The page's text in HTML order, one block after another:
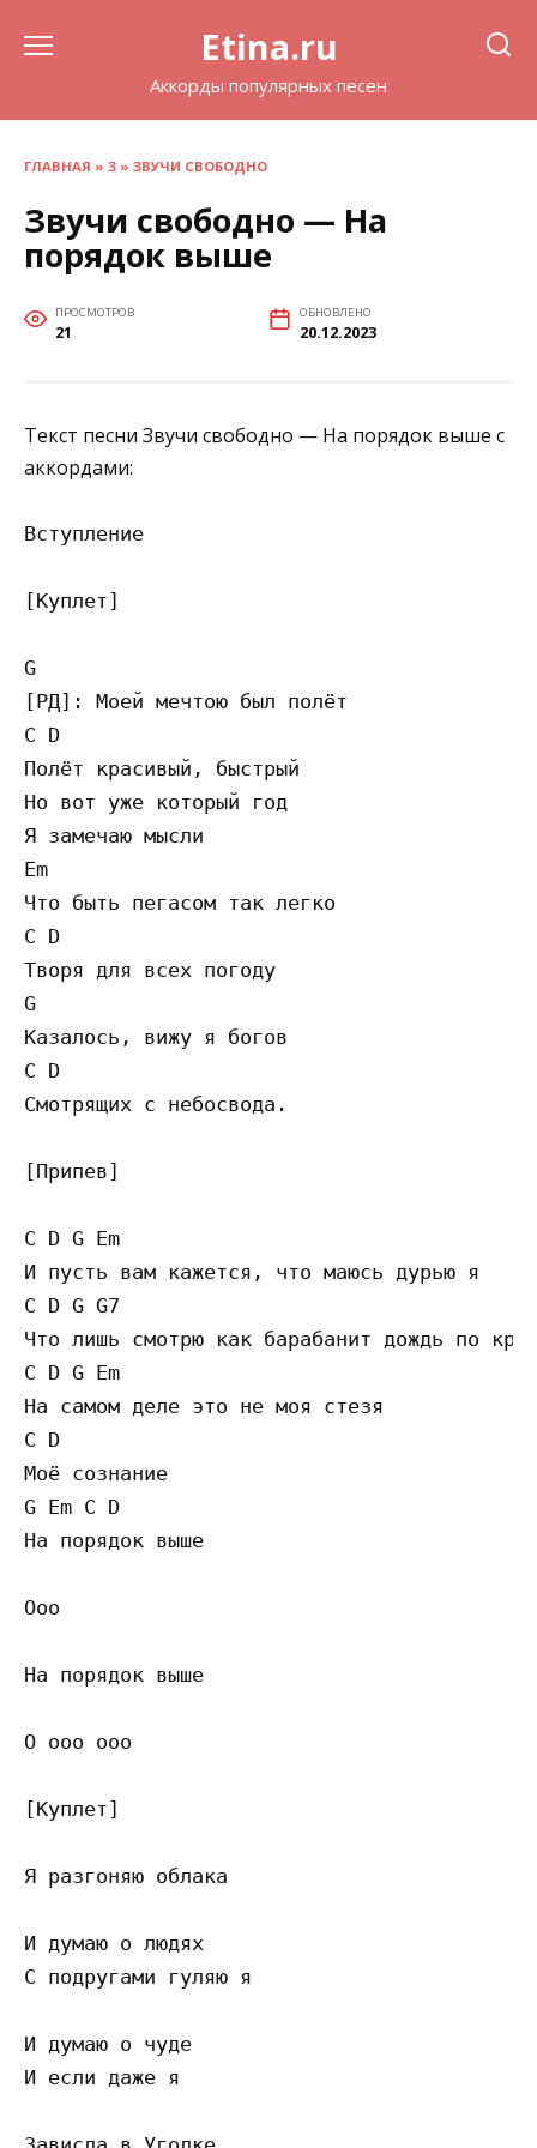
Etina.ru
Аккорды популярных песен
ГЛАВНАЯ » З » ЗВУЧИ СВОБОДНО
Звучи свободно — На
порядок выше
ПРОСМОТРОВ
21
ОБНОВЛЕНО
20.12.2023
Текст песни Звучи свободно — На порядок выше с
аккордами:
Вступление
[Куплет]
G
[РД]: Моей мечтою был полёт
C D
Полёт красивый, быстрый
Но вот уже который год
Я замечаю мысли
Em
Что быть пегасом так легко
C D
Творя для всех погоду
G
Казалось, вижу я богов
C D
Смотрящих с небосвода.
[Припев]
C D G Em
И пусть вам кажется, что маюсь дурью я
C D G G7
Что лишь смотрю как барабанит дождь по
C D G Em
На самом деле это не моя стезя
C D
Моё сознание
G Em C D
На порядок выше
Ооо
На порядок выше
О ооо ооо
[Куплет]
Я разгоняю облака
И думаю о людях
С подругами гуляю я
И думаю о чуде
И если даже я